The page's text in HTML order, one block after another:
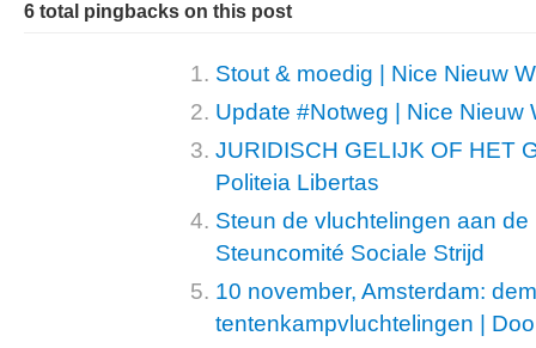
6 total pingbacks on this post
Stout & moedig | Nice Nieuw
Update #Notweg | Nice Nieuw
JURIDISCH GELIJK OF HET
Politeia Libertas
Steun de vluchtelingen aan de
Steuncomité Sociale Strijd
10 november, Amsterdam:
tentenkampvluchtelingen |